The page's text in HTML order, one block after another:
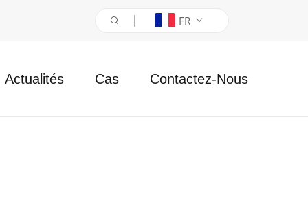
FR
Actualités Cas Contactez-Nous